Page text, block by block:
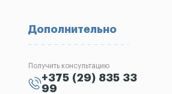
Дополнительно
Получить консультацию
+375 (29) 835 33
99